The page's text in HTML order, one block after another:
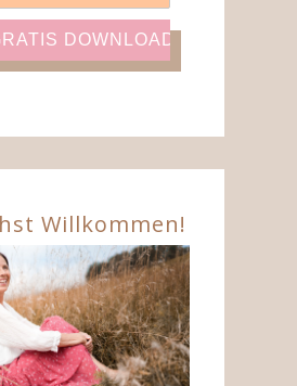
Willkommen!